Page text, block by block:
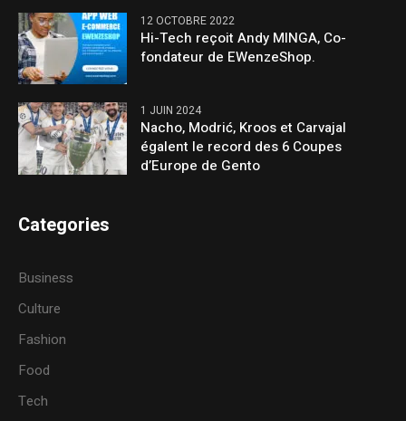
12 OCTOBRE 2022
Hi-Tech reçoit Andy MINGA, Co-
fondateur de EWenzeShop.
1 JUIN 2024
Nacho, Modrić, Kroos et Carvajal
égalent le record des 6 Coupes
d’Europe de Gento
Categories
Business
Culture
Fashion
Food
Tech